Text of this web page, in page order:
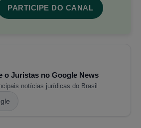
PARTICIPE DO CANAL
o Juristas no Google News
notícias jurídicas do Brasil